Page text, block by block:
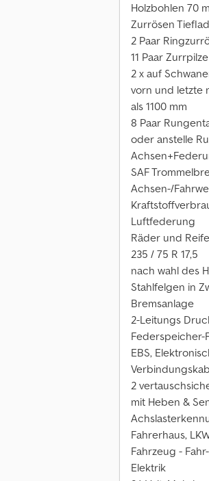
Holzbohlen 70
Zurrösen
2 Paar
11 Paar
2 x auf
vorn und letzte
als 1100 mm
8 Paar
oder anstelle
SAF
Achsen-/
Luftfederung
Räder und
235 / 75 R 17,5
nach wahl des
Stahlfelgen in
Bremsanlage
2-Leitungs
Federspeicher-
EBS,
2
mit Heben &
Fahrerhaus,
Fahrzeug -
Elektrik